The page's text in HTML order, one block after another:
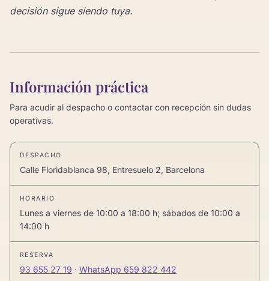
decisión sigue siendo tuya.
Información práctica
Para acudir al despacho o contactar con recepción sin dudas
operativas.
DESPACHO
Calle Floridablanca 98, Entresuelo 2, Barcelona
HORARIO
Lunes a viernes de 10:00 a 18:00 h; sábados de 10:00 a
14:00 h
RESERVA
93 655 27 19 · WhatsApp 659 822 442